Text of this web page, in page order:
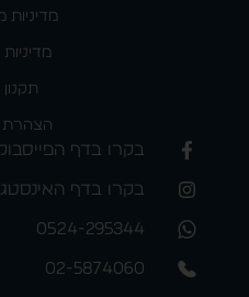
מדיניות
הצהרת
בקרו בדף
בקרו בדף
0524-295344
02-5874060